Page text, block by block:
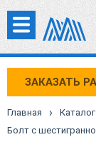
ЗАКАЗАТЬ
Главная › Каталог
Болт с